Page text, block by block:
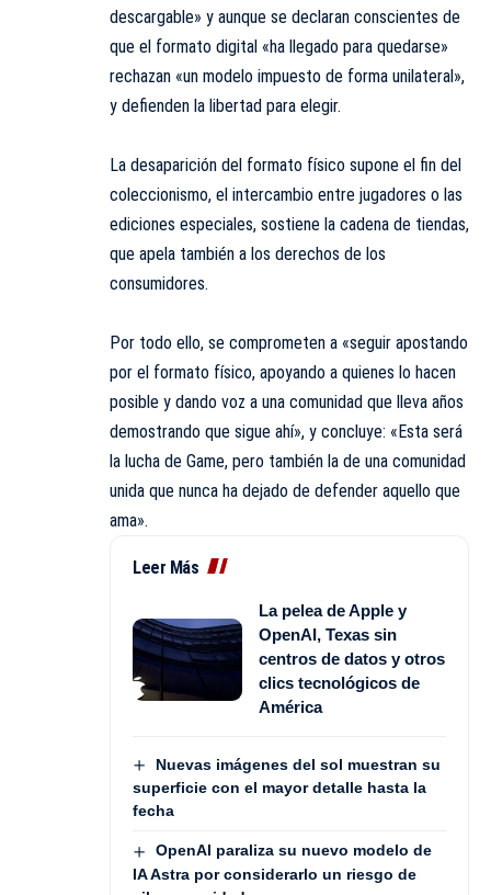
descargable» y aunque se declaran conscientes de
que el formato digital «ha llegado para quedarse»
rechazan «un modelo impuesto de forma unilateral»,
y defienden la libertad para elegir.
La desaparición del formato físico supone el fin del
coleccionismo, el intercambio entre jugadores o las
ediciones especiales, sostiene la cadena de tiendas,
que apela también a los derechos de los
consumidores.
Por todo ello, se comprometen a «seguir apostando
por el formato físico, apoyando a quienes lo hacen
posible y dando voz a una comunidad que lleva años
demostrando que sigue ahí», y concluye: «Esta será
la lucha de Game, pero también la de una comunidad
unida que nunca ha dejado de defender aquello que
ama».
Leer Más
La pelea de Apple y
OpenAI, Texas sin
centros de datos y otros
clics tecnológicos de
América
Nuevas imágenes del sol muestran su
superficie con el mayor detalle hasta la
fecha
OpenAI paraliza su nuevo modelo de
IA Astra por considerarlo un riesgo de